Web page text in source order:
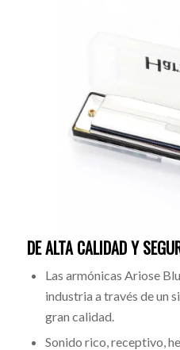
DE ALTA CALIDAD Y
Las armónicas Ariose
industria a través de un
gran calidad.
Sonido rico, receptivo,